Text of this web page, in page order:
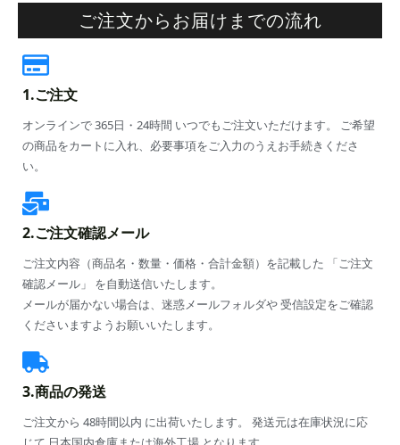
ご注文からお届けまでの流れ
1.ご注文
オンラインで 365日・24時間 いつでもご注文いただけます。 ご希望
の商品をカートに入れ、必要事項をご入力のうえお手続きくださ
い。
2.ご注文確認メール
ご注文内容（商品名・数量・価格・合計金額）を記載した 「ご注文
確認メール」 を自動送信いたします。
メールが届かない場合は、迷惑メールフォルダや 受信設定をご確認
くださいますようお願いいたします。
3.商品の発送
ご注文から 48時間以内 に出荷いたします。 発送元は在庫状況に応